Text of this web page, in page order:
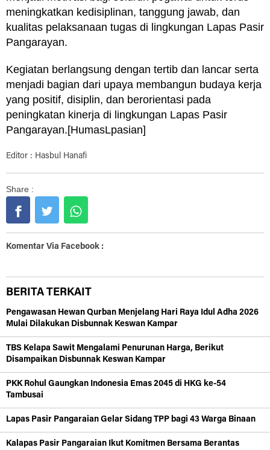
meningkatkan kedisiplinan, tanggung jawab, dan
kualitas pelaksanaan tugas di lingkungan Lapas Pasir
Pangarayan.
Kegiatan berlangsung dengan tertib dan lancar serta
menjadi bagian dari upaya membangun budaya kerja
yang positif, disiplin, dan berorientasi pada
peningkatan kinerja di lingkungan Lapas Pasir
Pangarayan.[HumasLpasian]
Editor : Hasbul Hanafi
Share :
Komentar Via Facebook :
BERITA TERKAIT
Pengawasan Hewan Qurban Menjelang Hari Raya Idul Adha 2026
Mulai Dilakukan Disbunnak Keswan Kampar
TBS Kelapa Sawit Mengalami Penurunan Harga, Berikut
Disampaikan Disbunnak Keswan Kampar
PKK Rohul Gaungkan Indonesia Emas 2045 di HKG ke-54
Tambusai
Lapas Pasir Pangaraian Gelar Sidang TPP bagi 43 Warga Binaan
Kalapas Pasir Pangaraian Ikut Komitmen Bersama Berantas